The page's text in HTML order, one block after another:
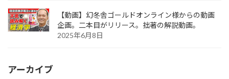
【動画】幻冬舎ゴールドオンライン様からの動画
企画。二本目がリリース。拙著の解説動画。
2025年6月8日
アーカイブ